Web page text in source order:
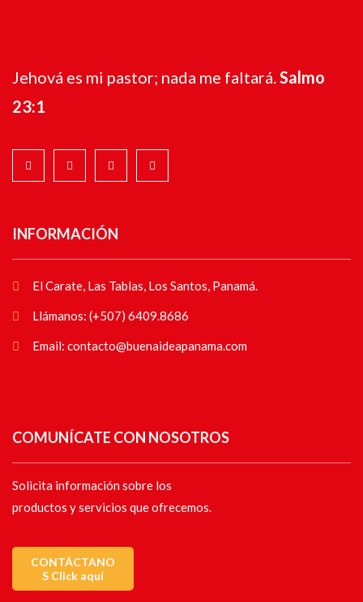
Jehová es mi pastor; nada me faltará.Salmo
23:1
INFORMACIÓN
El Carate, Las Tablas, Los Santos, Panamá.
Llámanos: (+507) 6409.8686
Email: contacto@buenaideapanama.com
COMUNÍCATE CON NOSOTROS
Solicita información sobre los
productos y servicios que ofrecemos.
CONTÁCTANO
S Click aquí